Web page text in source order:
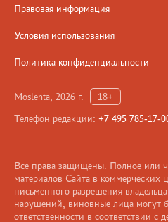
Правовая информация
Условия использования
Политика конфиденциальности
Moslenta, 2026 г.
18+
Телефон редакции: +7 495 785-17-
Все права защищены. Полное или
материалов Сайта в коммерческих
письменного разрешения
нарушений, виновные лица могут
ответственности в соответствии с